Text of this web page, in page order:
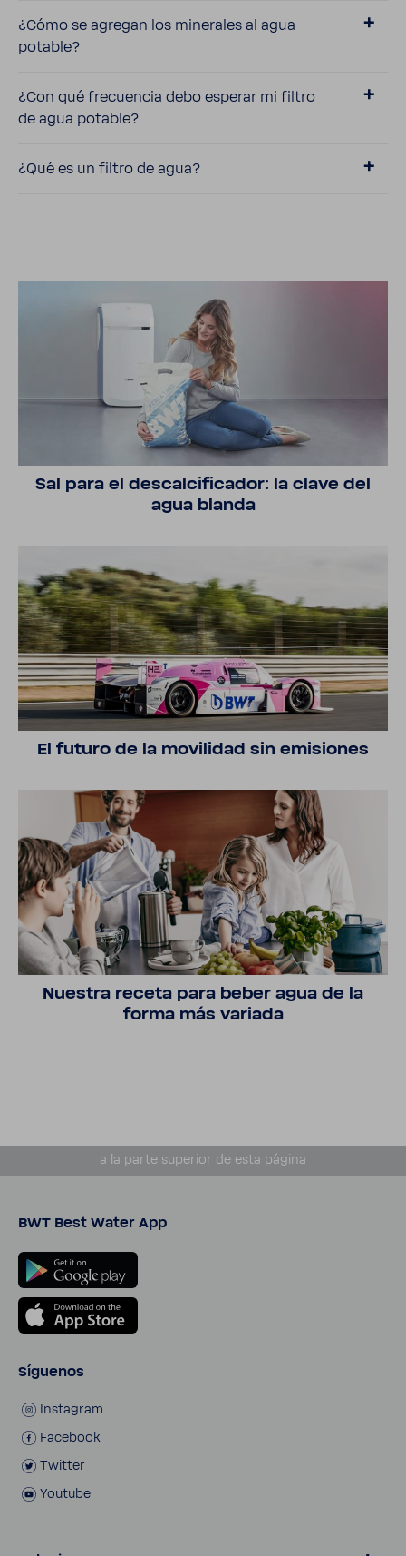
¿Cómo se agregan los mine­rales al agua
potable?
¿Con qué frecuencia debo esperar mi filtro
de agua potable?
¿Qué es un filtro de agua?
Sal para el descal­ci­fi­cador: la clave del
agua blanda
El futuro de la movi­lidad sin emisiones
Nuestra receta para beber agua de la
forma más variada
a la parte supe­rior de esta página
BWT Best Water App
Síguenos
Insta­gram
Face­book
Twitter
Youtube